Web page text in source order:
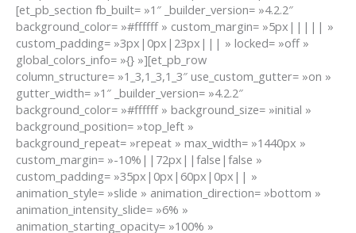
[et_pb_section fb_built= »1″ _builder_version= »4.2.2″
background_color= »#ffffff » custom_margin= »5px||||| »
custom_padding= »3px|0px|23px||| » locked= »off »
global_colors_info= »{} »][et_pb_row
column_structure= »1_3,1_3,1_3″ use_custom_gutter= »on »
gutter_width= »1″ _builder_version= »4.2.2″
background_color= »#ffffff » background_size= »initial »
background_position= »top_left »
background_repeat= »repeat » max_width= »1440px »
custom_margin= »-10%||72px||false|false »
custom_padding= »35px|0px|60px|0px|| »
animation_style= »slide » animation_direction= »bottom »
animation_intensity_slide= »6% »
animation_starting_opacity= »100% »